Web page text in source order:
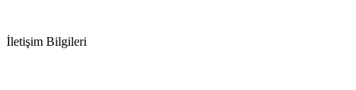
İletişim Bilgileri